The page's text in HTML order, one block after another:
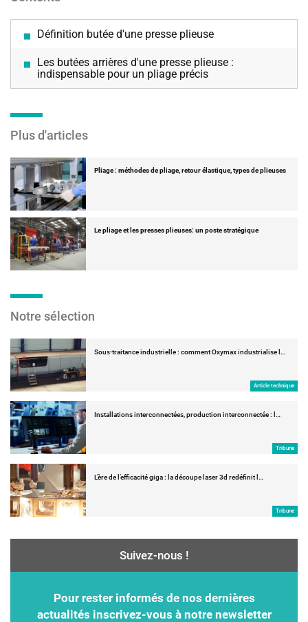
Définition butée d'une presse plieuse
Les butées arrières d'une presse plieuse :
indispensable pour un pliage précis
Plus d'articles
Pliage : méthodes de pliage, retour élastique, types de plieuses
Le pliage et les presses plieuses: un poste stratégique
Notre sélection
Sous-traitance industrielle : comment Oxymax industrialise l…
Article technique
Installations interconnectées, production interconnectée : l…
Tribune
L’ère de l’efficacité giga : la découpe laser 3d redéfinit l…
Tribune
Suivez-nous !
Pour rester informés de nos dernières
actualités inscrivez-vous à notre newsletter